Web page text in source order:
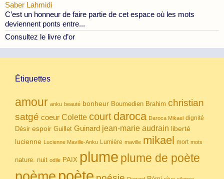
Saber Lahmidi
C’est un honneur de faire partie de cet espace où les mots
deviennent ponts entre...
Consultez le livre d’or
Étiquettes
amour anku beauté bonheur Boumedien Brahim christian
satgé coeur Colette court daroca Daroca Mikael dignité
Désir espoir Guillet Guinard jean-marie audrain liberté
lucienne Lucienne Maville-Anku Lumière maville mikael mort mots
nature. nuit odile PAIX plume plume de poète